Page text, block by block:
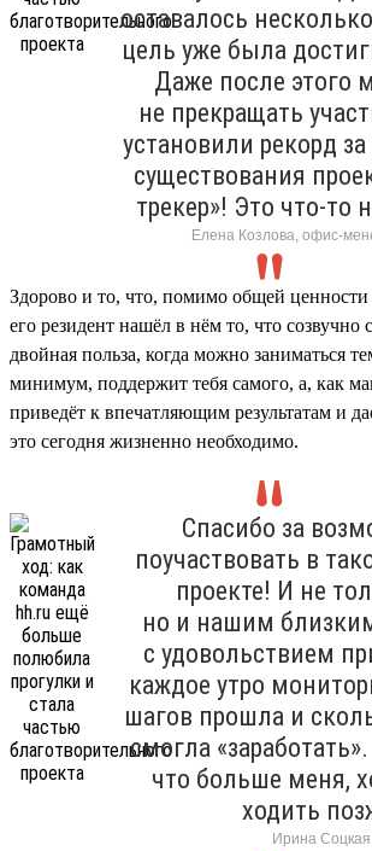
оставалось
цель уже была
Даже после этого
не прекращать
установили рекорд
существования
трекер»! Это что-то
Елена Козлова, офис-
Здорово и то, что, помимо общей
его резидент нашёл в нём то, что
двойная польза, когда можно заниматься
минимум, поддержит тебя самого, а, как
приведёт к впечатляющим результатам и
это сегодня жизненно необходимо.
Спасибо за
поучаствовать в
проекте! И не
но и нашим
с удовольствием
каждое утро
шагов прошла и
смогла
что больше меня,
ходить
Ирина Соцкая